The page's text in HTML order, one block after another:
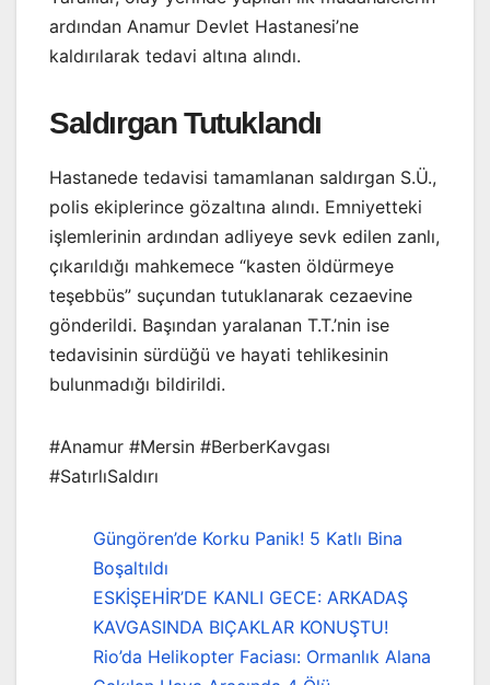
ardından Anamur Devlet Hastanesi’ne
kaldırılarak tedavi altına alındı.
Saldırgan Tutuklandı
Hastanede tedavisi tamamlanan saldırgan S.Ü.,
polis ekiplerince gözaltına alındı. Emniyetteki
işlemlerinin ardından adliyeye sevk edilen zanlı,
çıkarıldığı mahkemece “kasten öldürmeye
teşebbüs” suçundan tutuklanarak cezaevine
gönderildi. Başından yaralanan T.T.’nin ise
tedavisinin sürdüğü ve hayati tehlikesinin
bulunmadığı bildirildi.
#Anamur #Mersin #BerberKavgası
#SatırlıSaldırı
Güngören’de Korku Panik! 5 Katlı Bina
Boşaltıldı
ESKİŞEHİR’DE KANLI GECE: ARKADAŞ
KAVGASINDA BIÇAKLAR KONUŞTU!
Rio’da Helikopter Faciası: Ormanlık Alana